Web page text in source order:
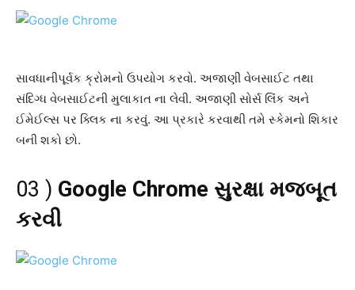
સાવધાનીપૂર્વક ક્રોમનો ઉપયોગ કરવો. અજાણી વેબસાઈટ તથા
સંદિગ્ધ વેબસાઈટની મુલાકાત ના લેવી. અજાણી સોર્સ લિંક અને
ઈમેઈલ્સ પર ક્લિક ના કરવું. આ પ્રકારે કરવાથી તમે સ્કેમનો શિકાર
બની શકો છો.
03 ) Google Chrome સુરક્ષા મજબૂત
કરવી